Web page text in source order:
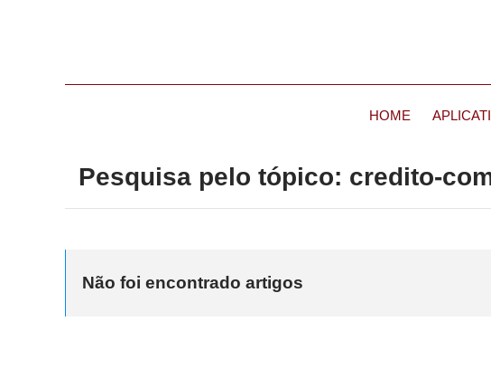
HOME
Pesquisa pelo tópico: credito-
Não foi encontrado artigos